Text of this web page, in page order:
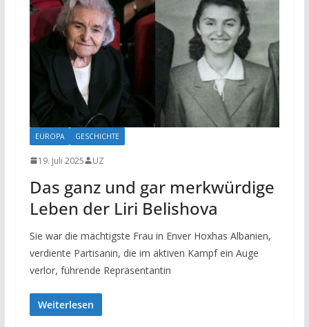
EUROPA GESCHICHTE
19. Juli 2025 UZ
Das ganz und gar merkwürdige
Leben der Liri Belishova
Sie war die mächtigste Frau in Enver Hoxhas Albanien,
verdiente Partisanin, die im aktiven Kampf ein Auge
verlor, führende Repräsentantin
Weiterlesen